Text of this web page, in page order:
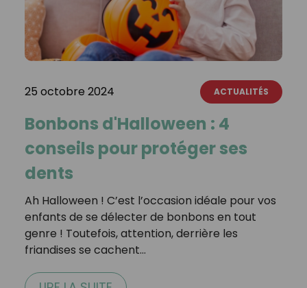
25 octobre 2024 ACTUALITÉS
Bonbons d'Halloween : 4
conseils pour protéger ses
dents
Ah Halloween ! C’est l’occasion idéale pour vos
enfants de se délecter de bonbons en tout
genre ! Toutefois, attention, derrière les
friandises se cachent…